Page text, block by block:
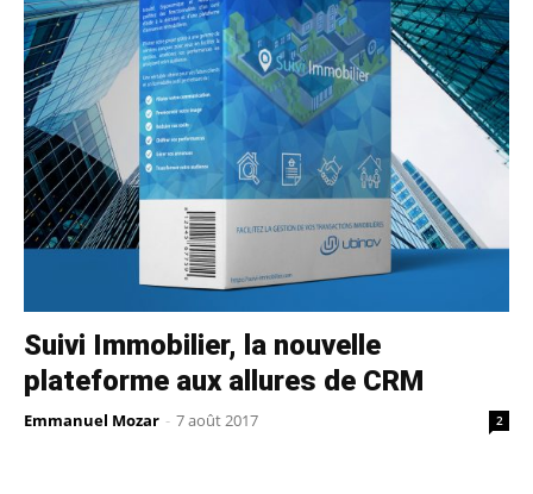
Suivi Immobilier, la nouvelle
plateforme aux allures de CRM
Emmanuel Mozar - 7 août 2017 2